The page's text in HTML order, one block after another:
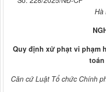
Hà
Quy định xử phạt vi phạm
Căn cứ Luật Tổ chức Chính